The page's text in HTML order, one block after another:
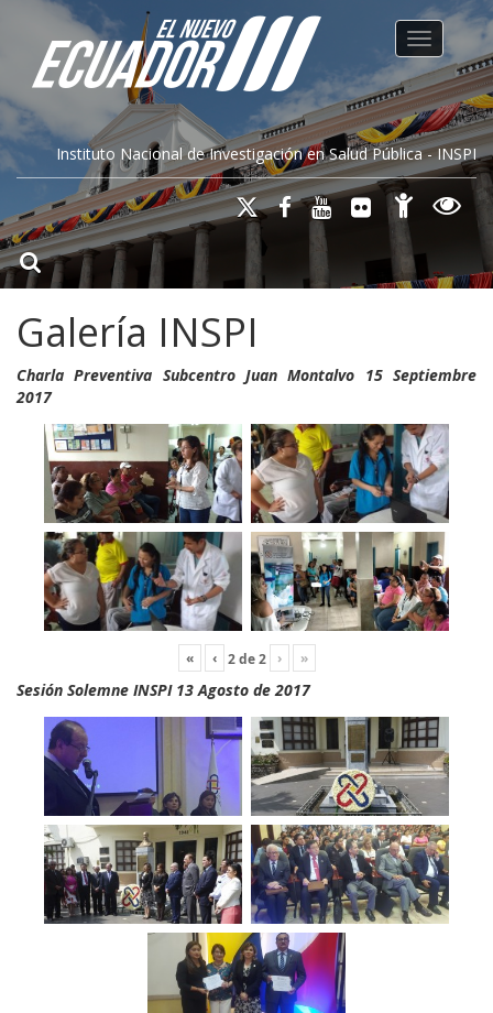
Instituto Nacional de Investigación en Salud Pública - INSPI
Toggle
Galería INSPI
Charla Preventiva Subcentro Juan Montalvo 15 Septiembre
2017
« ‹ 2de2 › »
Sesión Solemne INSPI 13 Agosto de 2017